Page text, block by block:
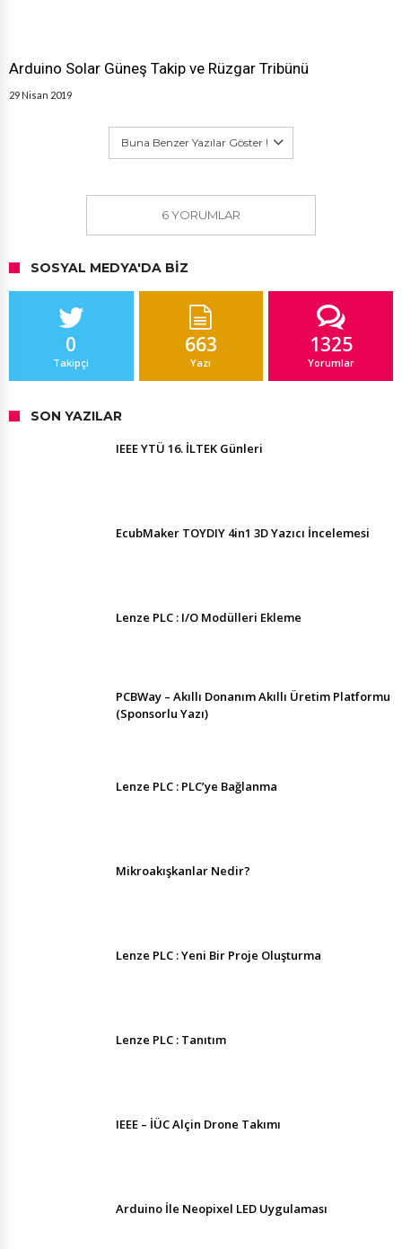
Arduino Solar Güneş Takip ve Rüzgar Tribünü
29 Nisan 2019
Buna Benzer Yazılar Göster !
6 YORUMLAR
SOSYAL MEDYA'DA BIZ
0
Takipçi
663
Yazı
1325
Yorumlar
SON YAZILAR
IEEE YTÜ 16. İLTEK Günleri
EcubMaker TOYDIY 4in1 3D Yazıcı İncelemesi
Lenze PLC : I/O Modülleri Ekleme
PCBWay – Akıllı Donanım Akıllı Üretim Platformu
(Sponsorlu Yazı)
Lenze PLC : PLC’ye Bağlanma
Mikroakışkanlar Nedir?
Lenze PLC : Yeni Bir Proje Oluşturma
Lenze PLC : Tanıtım
IEEE – İÜC Alçin Drone Takımı
Arduino İle Neopixel LED Uygulaması